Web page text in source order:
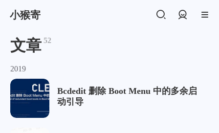
小猴寄
文章 52
2019
Bcdedit 删除 Boot Menu 中的多余启
动引导